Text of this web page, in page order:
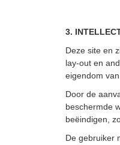
3.
Deze site en
lay-out en
eigendom
Door de
beschermde
beëindigen,
De gebruiker